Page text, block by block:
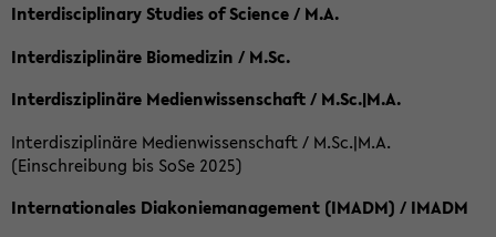
Interdisciplinary Studies of Science / M.A.
Interdisziplinäre Biomedizin / M.Sc.
Interdisziplinäre Medienwissenschaft / M.Sc.|M.A.
Interdisziplinäre Medienwissenschaft / M.Sc.|M.A.
(Einschreibung bis SoSe 2025)
Internationales Diakoniemanagement (IMADM) / IMADM